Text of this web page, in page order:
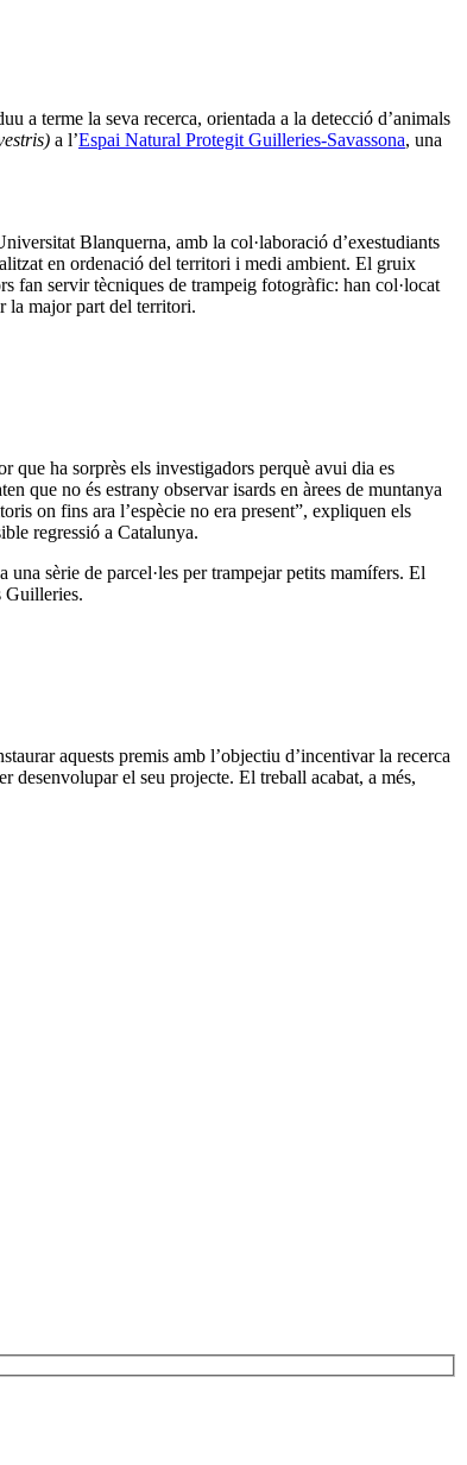
a terme la seva recerca, orientada a la detecció d’animals
a l’Espai Natural Protegit Guilleries-Savassona, una
Blanquerna, amb la col·laboració d’exestudiants
en ordenació del territori i medi ambient. El gruix
fan servir tècniques de trampeig fotogràfic: han col·locat
la major part del territori.
que ha sorprès els investigadors perquè avui dia es
que no és estrany observar isards en àrees de muntanya
on fins ara l’espècie no era present”, expliquen els
regressió a Catalunya.
sèrie de parcel·les per trampejar petits mamífers. El
Guilleries.
aquests premis amb l’objectiu d’incentivar la recerca
desenvolupar el seu projecte. El treball acabat, a més,